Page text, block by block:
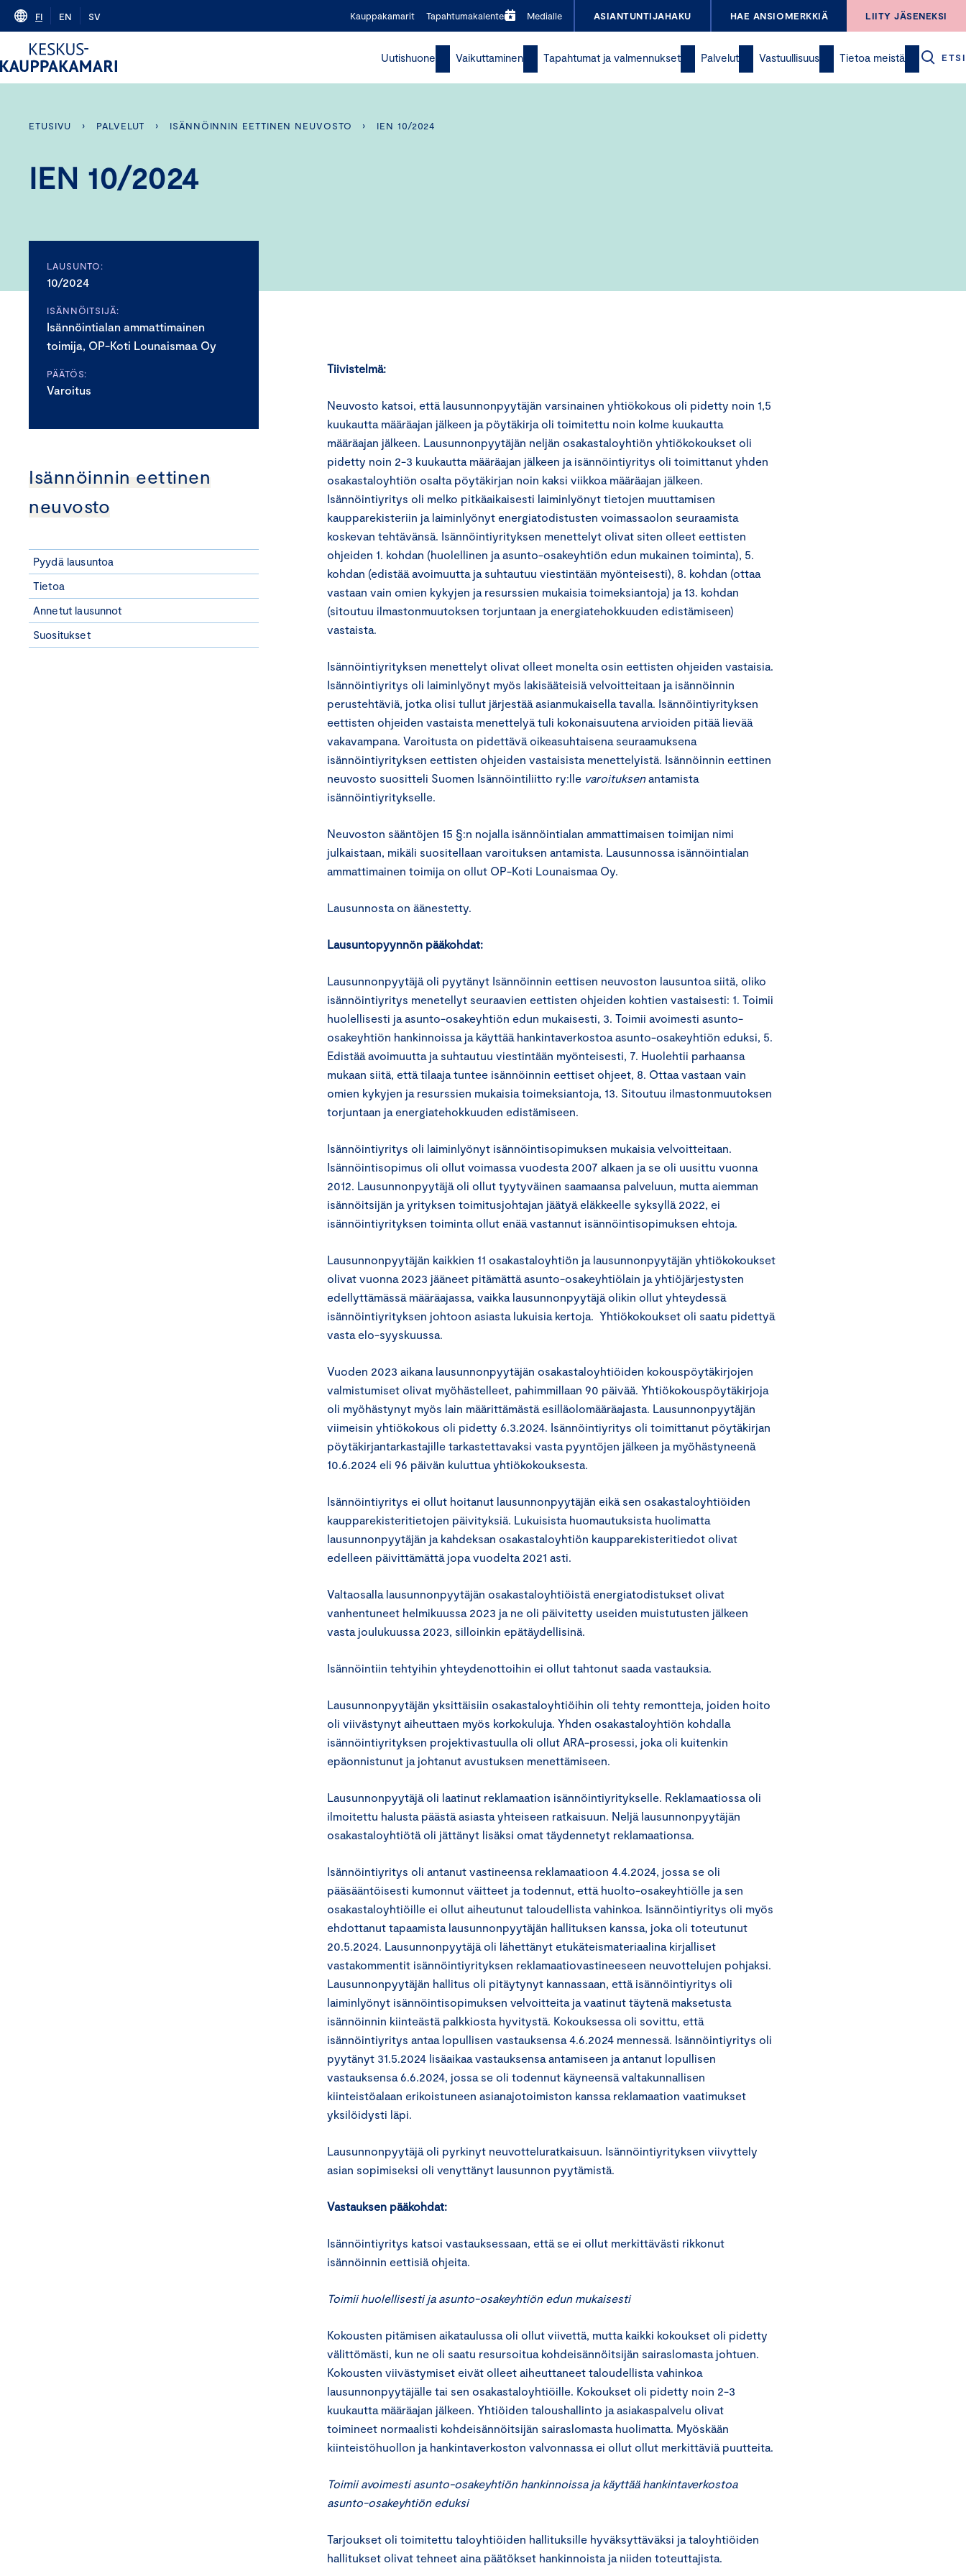
Skip
content
FI EN SV Kauppakamarit Tapahtumakalenteri Medialle ASIANTUNTIJAHAKU HAE ANSIOMERKKIÄ LIITY JÄSENEKSI
Uutishuone Vaikuttaminen Tapahtumat ja valmennukset Palvelut Vastuullisuus Tietoa meistä ETSI
ETUSIVU › PALVELUT › ISÄNNÖINNIN EETTINEN NEUVOSTO › IEN 10/2024
IEN 10/2024
LAUSUNTO:
10/2024
ISÄNNÖITSIJÄ:
Isännöintialan ammattimainen
toimija, OP-Koti Lounaismaa Oy
PÄÄTÖS:
Varoitus
Isännöinnin eettinen
neuvosto
Pyydä lausuntoa
Tietoa
Annetut lausunnot
Suositukset
Tiivistelmä:
Neuvosto katsoi, että lausunnonpyytäjän varsinainen yhtiökokous oli pidetty noin 1,5
kuukautta määräajan jälkeen ja pöytäkirja oli toimitettu noin kolme kuukautta
määräajan jälkeen. Lausunnonpyytäjän neljän osakastaloyhtiön yhtiökokoukset oli
pidetty noin 2-3 kuukautta määräajan jälkeen ja isännöintiyritys oli toimittanut yhden
osakastaloyhtiön osalta pöytäkirjan noin kaksi viikkoa määräajan jälkeen.
Isännöintiyritys oli melko pitkäaikaisesti laiminlyönyt tietojen muuttamisen
kaupparekisteriin ja laiminlyönyt energiatodistusten voimassaolon seuraamista
koskevan tehtävänsä. Isännöintiyrityksen menettelyt olivat siten olleet eettisten
ohjeiden 1. kohdan (huolellinen ja asunto-osakeyhtiön edun mukainen toiminta), 5.
kohdan (edistää avoimuutta ja suhtautuu viestintään myönteisesti), 8. kohdan (ottaa
vastaan vain omien kykyjen ja resurssien mukaisia toimeksiantoja) ja 13. kohdan
(sitoutuu ilmastonmuutoksen torjuntaan ja energiatehokkuuden edistämiseen)
vastaista.
Isännöintiyrityksen menettelyt olivat olleet monelta osin eettisten ohjeiden vastaisia.
Isännöintiyritys oli laiminlyönyt myös lakisääteisiä velvoitteitaan ja isännöinnin
perustehtäviä, jotka olisi tullut järjestää asianmukaisella tavalla. Isännöintiyrityksen
eettisten ohjeiden vastaista menettelyä tuli kokonaisuutena arvioiden pitää lievää
vakavampana. Varoitusta on pidettävä oikeasuhtaisena seuraamuksena
isännöintiyrityksen eettisten ohjeiden vastaisista menettelyistä. Isännöinnin eettinen
neuvosto suositteli Suomen Isännöintiliitto ry:lle varoituksenantamista
isännöintiyritykselle.
Neuvoston sääntöjen 15 §:n nojalla isännöintialan ammattimaisen toimijan nimi
julkaistaan, mikäli suositellaan varoituksen antamista. Lausunnossa isännöintialan
ammattimainen toimija on ollut OP-Koti Lounaismaa Oy.
Lausunnosta on äänestetty.
Lausuntopyynnön pääkohdat:
Lausunnonpyytäjä oli pyytänyt Isännöinnin eettisen neuvoston lausuntoa siitä, oliko
isännöintiyritys menetellyt seuraavien eettisten ohjeiden kohtien vastaisesti: 1. Toimii
huolellisesti ja asunto-osakeyhtiön edun mukaisesti, 3. Toimii avoimesti asunto-
osakeyhtiön hankinnoissa ja käyttää hankintaverkostoa asunto-osakeyhtiön eduksi, 5.
Edistää avoimuutta ja suhtautuu viestintään myönteisesti, 7. Huolehtii parhaansa
mukaan siitä, että tilaaja tuntee isännöinnin eettiset ohjeet, 8. Ottaa vastaan vain
omien kykyjen ja resurssien mukaisia toimeksiantoja, 13. Sitoutuu ilmastonmuutoksen
torjuntaan ja energiatehokkuuden edistämiseen.
Isännöintiyritys oli laiminlyönyt isännöintisopimuksen mukaisia velvoitteitaan.
Isännöintisopimus oli ollut voimassa vuodesta 2007 alkaen ja se oli uusittu vuonna
2012. Lausunnonpyytäjä oli ollut tyytyväinen saamaansa palveluun, mutta aiemman
isännöitsijän ja yrityksen toimitusjohtajan jäätyä eläkkeelle syksyllä 2022, ei
isännöintiyrityksen toiminta ollut enää vastannut isännöintisopimuksen ehtoja.
Lausunnonpyytäjän kaikkien 11 osakastaloyhtiön ja lausunnonpyytäjän yhtiökokoukset
olivat vuonna 2023 jääneet pitämättä asunto-osakeyhtiölain ja yhtiöjärjestysten
edellyttämässä määräajassa, vaikka lausunnonpyytäjä olikin ollut yhteydessä
isännöintiyrityksen johtoon asiasta lukuisia kertoja. Yhtiökokoukset oli saatu pidettyä
vasta elo-syyskuussa.
Vuoden 2023 aikana lausunnonpyytäjän osakastaloyhtiöiden kokouspöytäkirjojen
valmistumiset olivat myöhästelleet, pahimmillaan 90 päivää. Yhtiökokouspöytäkirjoja
oli myöhästynyt myös lain määrittämästä esilläolomääräajasta. Lausunnonpyytäjän
viimeisin yhtiökokous oli pidetty 6.3.2024. Isännöintiyritys oli toimittanut pöytäkirjan
pöytäkirjantarkastajille tarkastettavaksi vasta pyyntöjen jälkeen ja myöhästyneenä
10.6.2024 eli 96 päivän kuluttua yhtiökokouksesta.
Isännöintiyritys ei ollut hoitanut lausunnonpyytäjän eikä sen osakastaloyhtiöiden
kaupparekisteritietojen päivityksiä. Lukuisista huomautuksista huolimatta
lausunnonpyytäjän ja kahdeksan osakastaloyhtiön kaupparekisteritiedot olivat
edelleen päivittämättä jopa vuodelta 2021 asti.
Valtaosalla lausunnonpyytäjän osakastaloyhtiöistä energiatodistukset olivat
vanhentuneet helmikuussa 2023 ja ne oli päivitetty useiden muistutusten jälkeen
vasta joulukuussa 2023, silloinkin epätäydellisinä.
Isännöintiin tehtyihin yhteydenottoihin ei ollut tahtonut saada vastauksia.
Lausunnonpyytäjän yksittäisiin osakastaloyhtiöihin oli tehty remontteja, joiden hoito
oli viivästynyt aiheuttaen myös korkokuluja. Yhden osakastaloyhtiön kohdalla
isännöintiyrityksen projektivastuulla oli ollut ARA-prosessi, joka oli kuitenkin
epäonnistunut ja johtanut avustuksen menettämiseen.
Lausunnonpyytäjä oli laatinut reklamaation isännöintiyritykselle. Reklamaatiossa oli
ilmoitettu halusta päästä asiasta yhteiseen ratkaisuun. Neljä lausunnonpyytäjän
osakastaloyhtiötä oli jättänyt lisäksi omat täydennetyt reklamaationsa.
Isännöintiyritys oli antanut vastineensa reklamaatioon 4.4.2024, jossa se oli
pääsääntöisesti kumonnut väitteet ja todennut, että huolto-osakeyhtiölle ja sen
osakastaloyhtiöille ei ollut aiheutunut taloudellista vahinkoa. Isännöintiyritys oli myös
ehdottanut tapaamista lausunnonpyytäjän hallituksen kanssa, joka oli toteutunut
20.5.2024. Lausunnonpyytäjä oli lähettänyt etukäteismateriaalina kirjalliset
vastakommentit isännöintiyrityksen reklamaatiovastineeseen neuvottelujen pohjaksi.
Lausunnonpyytäjän hallitus oli pitäytynyt kannassaan, että isännöintiyritys oli
laiminlyönyt isännöintisopimuksen velvoitteita ja vaatinut täytenä maksetusta
isännöinnin kiinteästä palkkiosta hyvitystä. Kokouksessa oli sovittu, että
isännöintiyritys antaa lopullisen vastauksensa 4.6.2024 mennessä. Isännöintiyritys oli
pyytänyt 31.5.2024 lisäaikaa vastauksensa antamiseen ja antanut lopullisen
vastauksensa 6.6.2024, jossa se oli todennut käyneensä valtakunnallisen
kiinteistöalaan erikoistuneen asianajotoimiston kanssa reklamaation vaatimukset
yksilöidysti läpi.
Lausunnonpyytäjä oli pyrkinyt neuvotteluratkaisuun. Isännöintiyrityksen viivyttely
asian sopimiseksi oli venyttänyt lausunnon pyytämistä.
Vastauksen pääkohdat:
Isännöintiyritys katsoi vastauksessaan, että se ei ollut merkittävästi rikkonut
isännöinnin eettisiä ohjeita.
Toimii huolellisesti ja asunto-osakeyhtiön edun mukaisesti
Kokousten pitämisen aikataulussa oli ollut viivettä, mutta kaikki kokoukset oli pidetty
välittömästi, kun ne oli saatu resursoitua kohdeisännöitsijän sairaslomasta johtuen.
Kokousten viivästymiset eivät olleet aiheuttaneet taloudellista vahinkoa
lausunnonpyytäjälle tai sen osakastaloyhtiöille. Kokoukset oli pidetty noin 2-3
kuukautta määräajan jälkeen. Yhtiöiden taloushallinto ja asiakaspalvelu olivat
toimineet normaalisti kohdeisännöitsijän sairaslomasta huolimatta. Myöskään
kiinteistöhuollon ja hankintaverkoston valvonnassa ei ollut ollut merkittäviä puutteita.
Toimii avoimesti asunto-osakeyhtiön hankinnoissa ja käyttää hankintaverkostoa
asunto-osakeyhtiön eduksi
Tarjoukset oli toimitettu taloyhtiöiden hallituksille hyväksyttäväksi ja taloyhtiöiden
hallitukset olivat tehneet aina päätökset hankinnoista ja niiden toteuttajista.